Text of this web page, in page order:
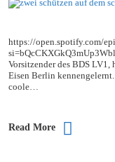
https://open.spotify.com/
Vorsitzender des BDS
Eisen Berlin
coole…
Read More